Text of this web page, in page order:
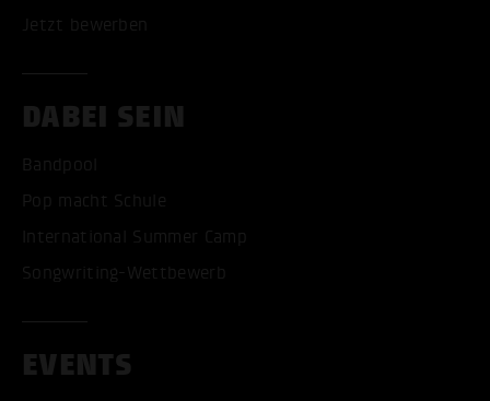
Jetzt bewerben
DABEI SEIN
Bandpool
Pop macht Schule
International Summer Camp
Songwriting-Wettbewerb
EVENTS